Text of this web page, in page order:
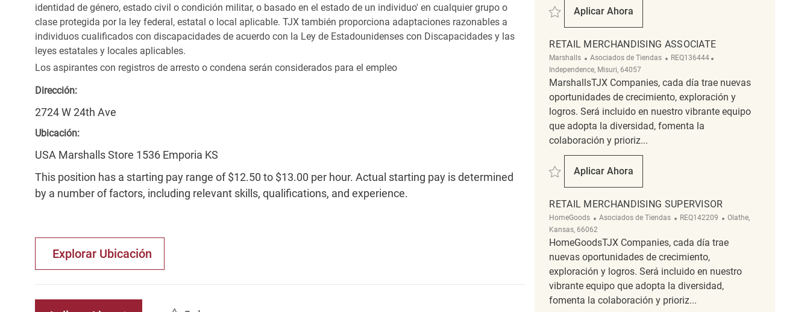
identidad de género, estado civil o condición militar, o basado en el estado de un individuo' en cualquier grupo o
clase protegida por la ley federal, estatal o local aplicable. TJX también proporciona adaptaciones razonables a
individuos cualificados con discapacidades de acuerdo con la Ley de Estadounidenses con Discapacidades y las
leyes estatales y locales aplicables.
Los aspirantes con registros de arresto o condena serán considerados para el empleo
Dirección:
2724 W 24th Ave
Ubicación:
USA Marshalls Store 1536 Emporia KS
This position has a starting pay range of $12.50 to $13.00 per hour. Actual starting pay is determined
by a number of factors, including relevant skills, qualifications, and experience.
Explorar Ubicación
Salvar Retail Merchandising Associate REQ142204
Aplicar Ahora
Retail Merchandising Associate
RETAIL MERCHANDISING ASSOCIATE
Marshalls Categoría
Asociados de Tiendas ReqId
REQ136444
Independence, Misuri, 64057
MarshallsTJX Companies, cada día trae nuevas
oportunidades de crecimiento, exploración y
logros. Será incluido en nuestro vibrante equipo
que adopta la diversidad, fomenta la
colaboración y prioriz...
Salvar Retail Merchandising Associate REQ136444
Aplicar Ahora
Retail Merchandising Associate
RETAIL MERCHANDISING SUPERVISOR
HomeGoods Categoría
Asociados de Tiendas ReqId
REQ142209 Ubicación
Olathe,
Kansas, 66062
HomeGoodsTJX Companies, cada día trae
nuevas oportunidades de crecimiento,
exploración y logros. Será incluido en nuestro
vibrante equipo que adopta la diversidad,
fomenta la colaboración y prioriz...